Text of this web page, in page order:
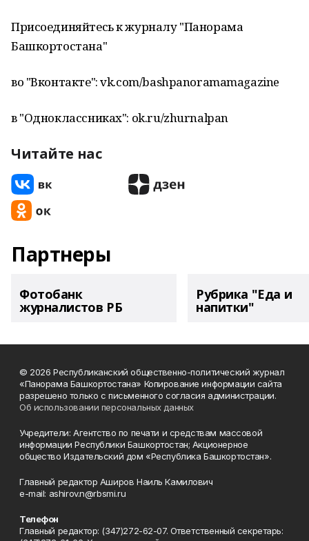
Присоединяйтесь к журналу "Панорама
Башкортостана"
во "Вконтакте": vk.com/bashpanoramamagazine
в "Одноклассниках": ok.ru/zhurnalpan
Читайте нас
Партнеры
Фотобанк
журналистов РБ
Рубрика "Еда и
напитки"
© 2026 Республиканский общественно-политический журнал
«Панорама Башкортостана» Копирование информации сайта
разрешено только с письменного согласия администрации.
Об использовании персональных данных
Учредители: Агентство по печати и средствам массовой
информации Республики Башкортостан; Акционерное
общество Издательский дом «Республика Башкортостан».
Главный редактор Аширов Наиль Камилович
e-mail: ashirov.n@rbsmi.ru
Телефон
Главный редактор: (347)272-62-07. Ответственный секретарь: